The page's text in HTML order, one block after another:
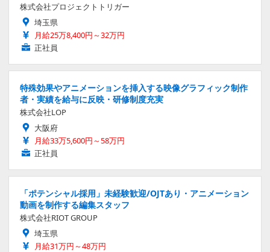
株式会社プロジェクトトリガー
埼玉県
月給25万8,400円～32万円
正社員
特殊効果やアニメーションを挿入する映像グラフィック制作
者・実績を給与に反映・研修制度充実
株式会社LOP
大阪府
月給33万5,600円～58万円
正社員
「ポテンシャル採用」未経験歓迎/OJTあり・アニメーション
動画を制作する編集スタッフ
株式会社RIOT GROUP
埼玉県
月給31万円～48万円